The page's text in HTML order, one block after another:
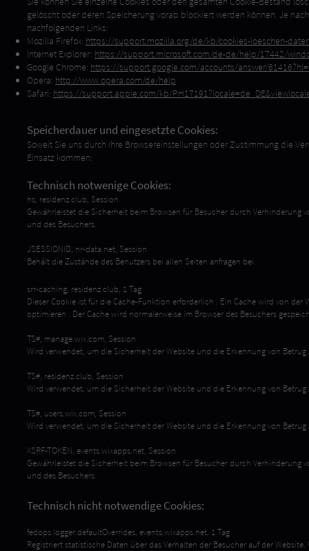
gelöscht oder deren Speicherung vorab blockiert werden können. Je
nachfolgenden Links:
Mozilla Firefox: https://support.mozilla.org/de/kb/cookies-loeschen-
Internet Explorer: https://support.microsoft.com/de-de/help/17442/
Google Chrome: https://support.google.com/accounts/answer/
Opera: http://www.opera.com/de/help
Safari: https://support.apple.com/kb/
Speicherdauer und eingesetzte Cookies:
Soweit Sie uns durch Ihre Browsereinstellungen oder Zustimmung die
Einsatz kommen:
Technisch notwenige Cookies:
hs, residenz.club, Session
Gewährleistet die Sicherheit beim Browsen für Besucher durch Verhinderung
und des Besuchers.
JSESSIONID, nr-data.net, Session
Behält die Zustände des Benutzers bei allen Seiten anfragen bei.
srr-caching, residenz.club, 1 Tag
Dieser Cookie ist für die Cache-Funktion erforderlich . Ein Cache wird von
optimieren . Der Cache wird normalerweise im Browser des Besuchers
TS#, manage.wix.com, Session
Wird verwendet, um die Sicherheit der Website und die Erkennung von Betrug
TS#, residenz.club, Session
Wird verwendet, um die Sicherheit der Website und die Erkennung von Betrug
TS#, users.wix.com, Session
Wird verwendet, um die Sicherheit der Website und die Erkennung von Betrug
XSRF-TOKEN, events.wixapps.net, Session
Gewährleistet die Sicherheit beim Browsen für Besucher durch Verhinderung
und des Besuchers.
Technisch nicht notwendige Cookies:
fedops.logger.defaultOverrides, events.wixapps.net, 1 Tag
Registriert statistische Daten über das Verhalten der Besucher auf der